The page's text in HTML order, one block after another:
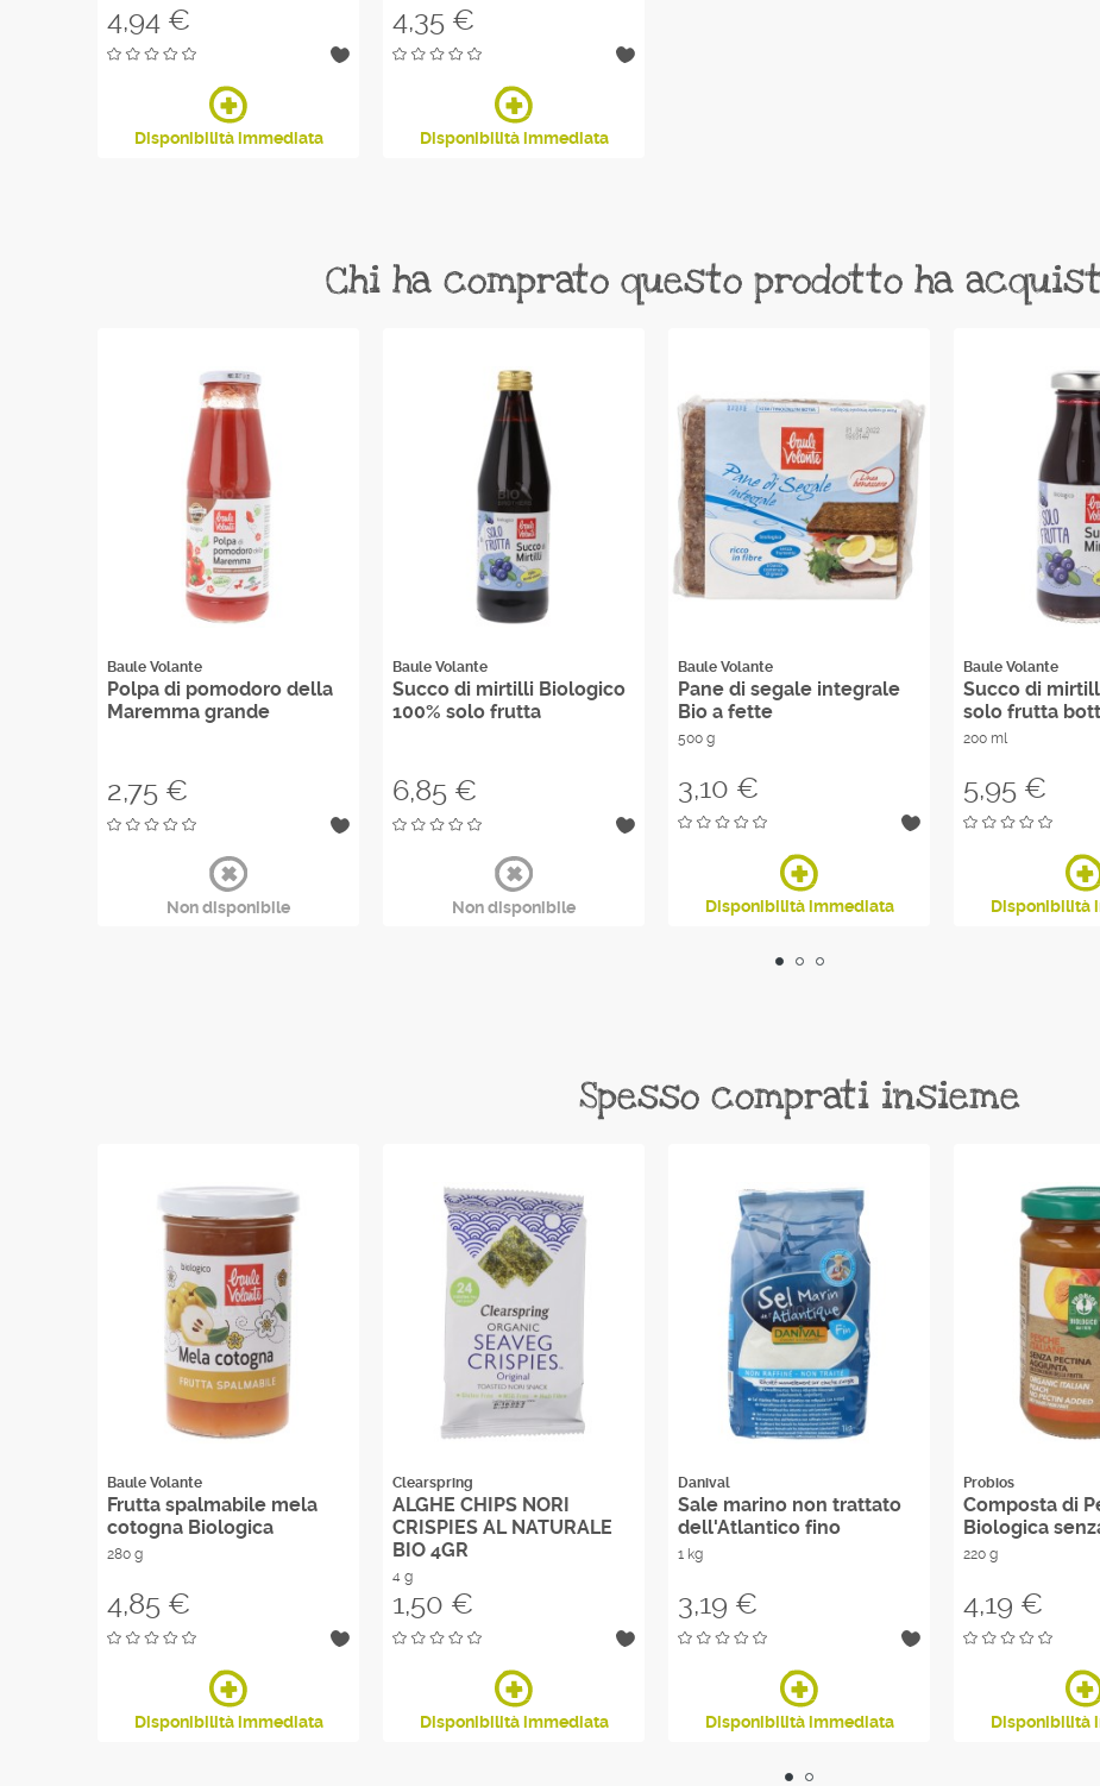
Prezzo
4,94 €
Disponibilità immediata
Prezzo
4,35 €
Disponibilità immediata
Chi ha comprato questo prodotto ha
Baule Volante
Polpa di pomodoro della
Maremma grande
Prezzo
2,75 €
Non disponibile
Baule Volante
Succo di mirtilli Biologico
100% solo frutta
Prezzo
6,85 €
Non disponibile
Baule Volante
Pane di segale integrale
Bio a fette
500 g
Prezzo
3,10 €
Disponibilità immediata
Baule Volante
Succo di
solo frutta
200 ml
Prezzo
5,95 €
Disponibilità
Spesso comprati insieme
Baule Volante
Frutta spalmabile mela
cotogna Biologica
280 g
Prezzo
4,85 €
Disponibilità immediata
Clearspring
ALGHE CHIPS NORI
CRISPIES AL NATURALE
BIO 4GR
4 g
Prezzo
1,50 €
Disponibilità immediata
Danival
Sale marino non trattato
dell'Atlantico fino
1 kg
Prezzo
3,19 €
Disponibilità immediata
Probios
Composta di
Biologica
220 g
Prezzo
4,19 €
Disponibilità